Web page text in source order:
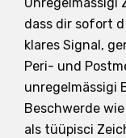
dass dir sofort
klares Signal,
Peri- und
unregelmässigi
Beschwerde
als tüüpisci